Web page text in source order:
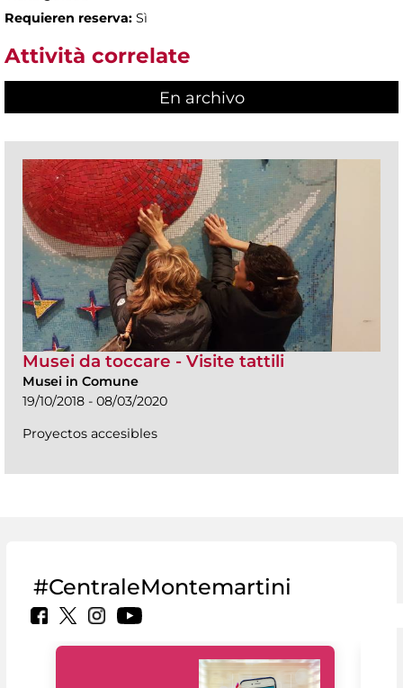
Requieren reserva: Sì
Attività correlate
En archivo
Musei da toccare - Visite tattili
Musei in Comune
19/10/2018 - 08/03/2020
Proyectos accesibles
#CentraleMontemartini